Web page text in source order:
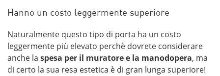
Hanno un costo leggermente superiore
Naturalmente questo tipo di porta ha un costo
leggermente più elevato perchè dovrete considerare
anche la spesa per il muratore e la manodopera, ma
di certo la sua resa estetica è di gran lunga superiore!